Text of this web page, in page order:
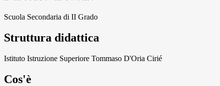
Scuola Secondaria di II Grado
Struttura didattica
Istituto Istruzione Superiore Tommaso D'Oria Cirié
Cos'è